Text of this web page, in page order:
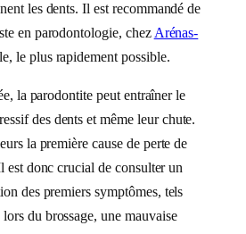
les dents. Il est recommandé de
en parodontologie, chez Arénas-
le plus rapidement possible.
la parodontite peut entraîner le
des dents et même leur chute.
la première cause de perte de
est donc crucial de consulter un
des premiers symptômes, tels
du brossage, une mauvaise